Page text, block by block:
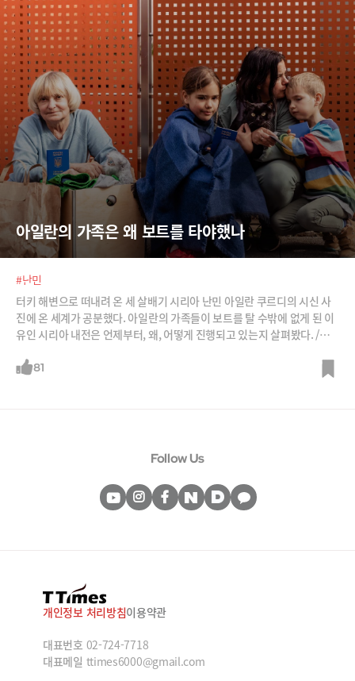
아일란의 가족은 왜 보트를 타야했나
#난민
터키 해변으로 떠내려 온 세 살배기 시리아 난민 아일란 쿠르디의 시신 사
진에 온 세계가 공분했다. 아일란의 가족들이 보트를 탈 수밖에 없게 된 이
유인 시리아 내전은 언제부터, 왜, 어떻게 진행되고 있는지 살펴봤다. /사
81
Follow Us
개인정보 처리방침이용약관
대표번호 02-724-7718
대표메일 ttimes6000@gmail.com